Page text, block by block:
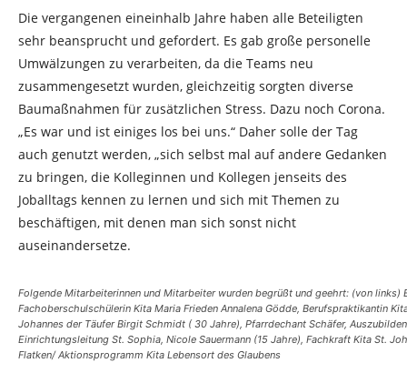
Die vergangenen eineinhalb Jahre haben alle Beteiligten
sehr beansprucht und gefordert. Es gab große personelle
Umwälzungen zu verarbeiten, da die Teams neu
zusammengesetzt wurden, gleichzeitig sorgten diverse
Baumaßnahmen für zusätzlichen Stress. Dazu noch Corona.
„Es war und ist einiges los bei uns.“ Daher solle der Tag
auch genutzt werden, „sich selbst mal auf andere Gedanken
zu bringen, die Kolleginnen und Kollegen jenseits des
Joballtags kennen zu lernen und sich mit Themen zu
beschäftigen, mit denen man sich sonst nicht
auseinandersetze.
Folgende Mitarbeiterinnen und Mitarbeiter wurden begrüßt und geehrt: (von
Fachoberschulschülerin Kita Maria Frieden Annalena Gödde, Berufspraktikantin
Johannes der Täufer Birgit Schmidt ( 30 Jahre), Pfarrdechant Schäfer,
Einrichtungsleitung St. Sophia, Nicole Sauermann (15 Jahre), Fachkraft Kita St.
Flatken/ Aktionsprogramm Kita Lebensort des Glaubens